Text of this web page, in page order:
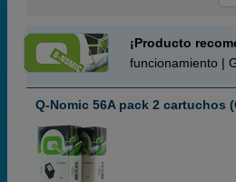
¡Producto
funcionamiento |
Q-Nomic 56A pack 2 cartuchos